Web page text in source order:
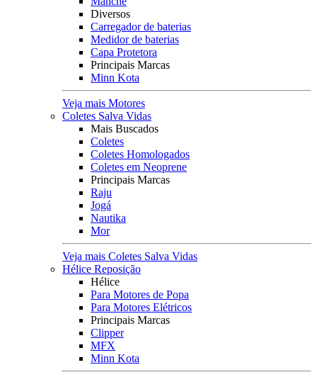
Diversos
Carregador de baterias
Medidor de baterias
Capa Protetora
Principais Marcas
Minn Kota
Veja mais Motores
Coletes Salva Vidas
Mais Buscados
Coletes
Coletes Homologados
Coletes em Neoprene
Principais Marcas
Raju
Jogá
Nautika
Mor
Veja mais Coletes Salva Vidas
Hélice Reposição
Hélice
Para Motores de Popa
Para Motores Elétricos
Principais Marcas
Clipper
MFX
Minn Kota